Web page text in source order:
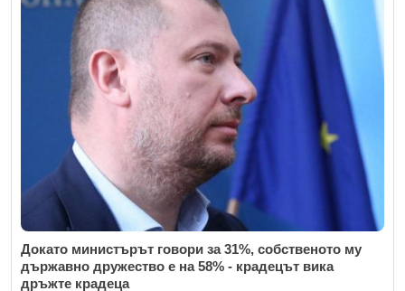
Докато министърът говори за 31%, собственото му
държавно дружество е на 58% - крадецът вика
дръжте крадеца